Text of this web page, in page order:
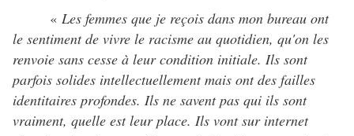
«Les femmes que je reçois dans mon bureau ont
le sentiment de vivre le racisme au quotidien, qu'on les
renvoie sans cesse à leur condition initiale. Ils sont
parfois solides intellectuellement mais ont des failles
identitaires profondes. Ils ne savent pas qui ils sont
vraiment, quelle est leur place. Ils vont sur internet